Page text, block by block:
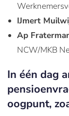
IJmert
Ap
NCW/MKB
In één dag
oogpunt,